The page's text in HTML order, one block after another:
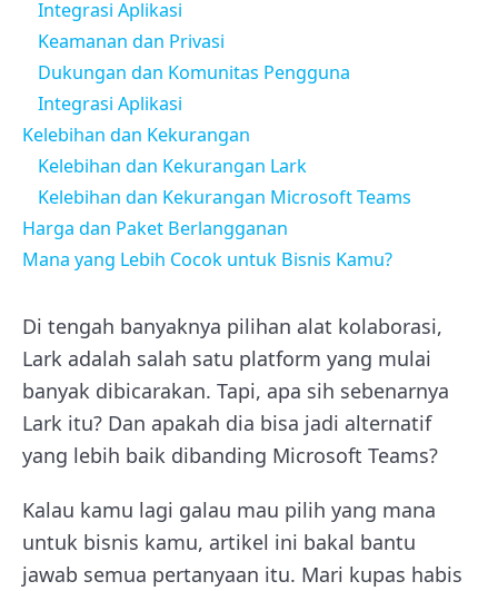
Integrasi Aplikasi
Keamanan dan Privasi
Dukungan dan Komunitas Pengguna
Integrasi Aplikasi
Kelebihan dan Kekurangan
Kelebihan dan Kekurangan Lark
Kelebihan dan Kekurangan Microsoft Teams
Harga dan Paket Berlangganan
Mana yang Lebih Cocok untuk Bisnis Kamu?
Di tengah banyaknya pilihan alat kolaborasi,
Lark adalah salah satu platform yang mulai
banyak dibicarakan. Tapi, apa sih sebenarnya
Lark itu? Dan apakah dia bisa jadi alternatif
yang lebih baik dibanding Microsoft Teams?
Kalau kamu lagi galau mau pilih yang mana
untuk bisnis kamu, artikel ini bakal bantu
jawab semua pertanyaan itu. Mari kupas habis